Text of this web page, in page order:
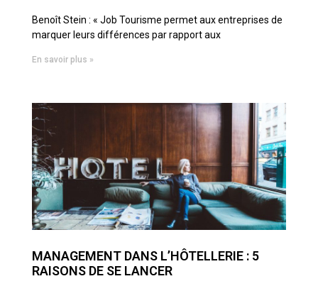
Benoît Stein : « Job Tourisme permet aux entreprises de
marquer leurs différences par rapport aux
En savoir plus »
MANAGEMENT DANS L’HÔTELLERIE : 5
RAISONS DE SE LANCER